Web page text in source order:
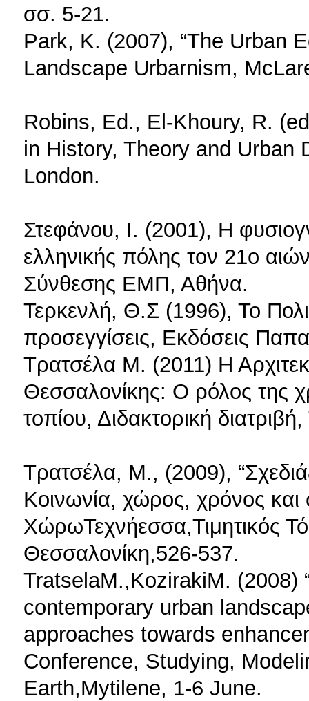
σσ. 5-21.
Park, K. (2007), “The Urban
Landscape Urbarnism,
Robins, Ed., El-Khoury, R.
in History, Theory and Urban
London.
Στεφάνου, Ι. (2001), Η
ελληνικής πόλης τον 21ο
Σύνθεσης ΕΜΠ, Αθήνα.
Τερκενλή, Θ.Σ (1996), Το
προσεγγίσεις, Εκδόσεις
Τρατσέλα M. (2011) Η
Θεσσαλονίκης: Ο ρόλος της
τοπίου, Διδακτορική
Τρατσέλα, Μ., (2009),
Κοινωνία, χώρος, χρόνος και
ΧώρωΤεχνήεσσα,Τιμητικός
Θεσσαλονίκη,526-537.
TratselaΜ.,KozirakiΜ. (2008)
contemporary urban
approaches towards
Conference, Studying,
Earth,Mytilene, 1-6 June.